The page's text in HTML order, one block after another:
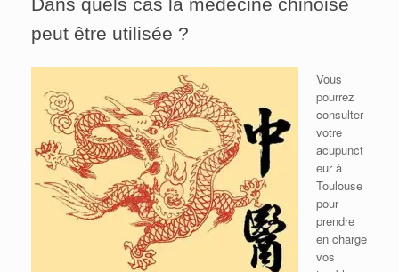
Dans quels cas la médecine chinoise
peut être utilisée ?
Vous
pourrez
consulter
votre
acupunct
eur à
Toulouse
pour
prendre
en charge
vos